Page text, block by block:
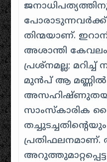
പോരാടുന്നവർക്ക്
തിന്മയാണ്.
അശാന്തി കേവലം
പ്രശ്നമല്ല;
മുൻപ് ആ മണ്ണിൽ
സാംസ്കാരിക